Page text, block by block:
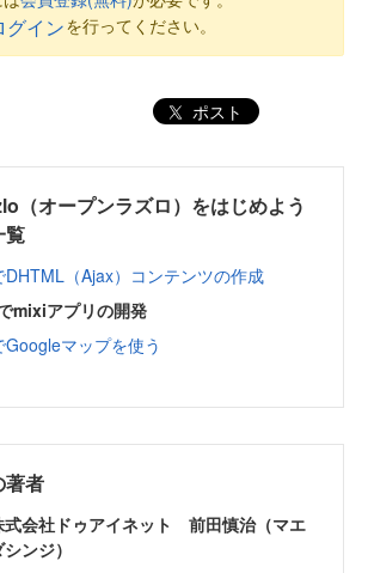
グインを行ってください。
ポスト
（オープンラズロ）をはじめよう
覧
（Ajax）コンテンツの作成
mixiアプリの開発
マップを使う
著者
式会社ドゥアイネット 前田慎治（マエ
ンジ）